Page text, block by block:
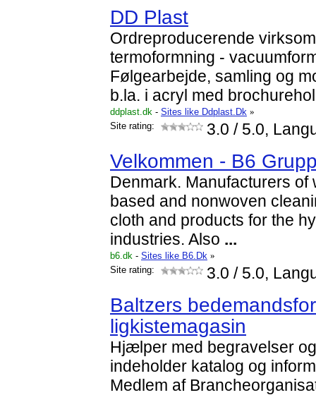
DD Plast
Ordreproducerende
termoformning -
Følgearbejde, samling og
b.la. i acryl med
ddplast.dk - Sites like Ddplast.Dk »
Site rating:
3.0 / 5.0,
Velkommen - B6
Denmark. Manufacturers of
based and nonwoven
cloth and products for the
industries. Also ...
b6.dk - Sites like B6.Dk »
Site rating:
3.0 / 5.0,
Baltzers
ligkistemagasin
Hjælper med begravelser
indeholder katalog og
Medlem af